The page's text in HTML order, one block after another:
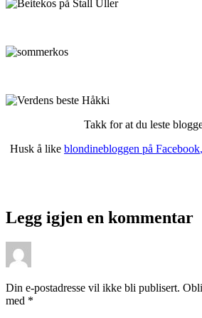
Takk for at du leste
Husk å like blondinebloggen på Facebook,
Legg igjen en kommentar
Din e-postadresse vil ikke bli publisert.
med *